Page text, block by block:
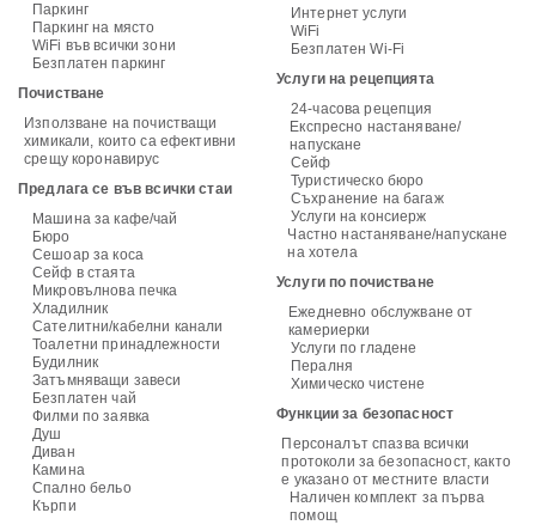
Паркинг
Паркинг на място
WiFi във всички зони
Безплатен паркинг
Почистване
Използване на почистващи
химикали, които са ефективни
срещу коронавирус
Предлага се във всички стаи
Машина за кафе/чай
Бюро
Сешоар за коса
Сейф в стаята
Микровълнова печка
Хладилник
Сателитни/кабелни канали
Тоалетни принадлежности
Будилник
Затъмняващи завеси
Безплатен чай
Филми по заявка
Душ
Диван
Камина
Спално бельо
Кърпи
Интернет услуги
WiFi
Безплатен Wi-Fi
Услуги на рецепцията
24-часова рецепция
Експресно настаняване/
напускане
Сейф
Туристическо бюро
Съхранение на багаж
Услуги на консиерж
Частно настаняване/напускане
на хотела
Услуги по почистване
Ежедневно обслужване от
камериерки
Услуги по гладене
Пералня
Химическо чистене
Функции за безопасност
Персоналът спазва всички
протоколи за безопасност, както
е указано от местните власти
Наличен комплект за първа
помощ